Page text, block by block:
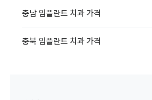
충남 임플란트 치과 가격
충북 임플란트 치과 가격